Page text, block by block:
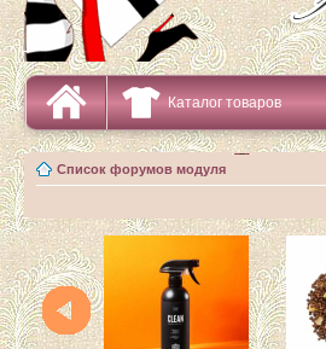
Каталог товаров
Список форумов модуля